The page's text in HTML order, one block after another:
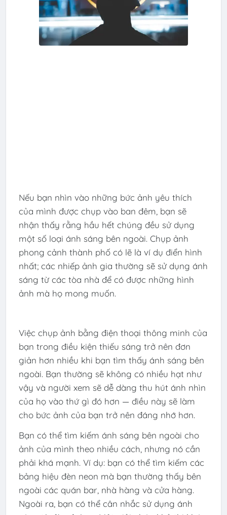
Nếu bạn nhìn vào những bức ảnh yêu thích
của mình được chụp vào ban đêm, bạn sẽ
nhận thấy rằng hầu hết chúng đều sử dụng
một số loại ánh sáng bên ngoài. Chụp ảnh
phong cảnh thành phố có lẽ là ví dụ điển hình
nhất; các nhiếp ảnh gia thường sẽ sử dụng ánh
sáng từ các tòa nhà để có được những hình
ảnh mà họ mong muốn.
Việc chụp ảnh bằng điện thoại thông minh của
bạn trong điều kiện thiếu sáng trở nên đơn
giản hơn nhiều khi bạn tìm thấy ánh sáng bên
ngoài. Bạn thường sẽ không có nhiều hạt như
vậy và người xem sẽ dễ dàng thu hút ánh nhìn
của họ vào thứ gì đó hơn — điều này sẽ làm
cho bức ảnh của bạn trở nên đáng nhớ hơn.
Bạn có thể tìm kiếm ánh sáng bên ngoài cho
ảnh của mình theo nhiều cách, nhưng nó cần
phải khá mạnh. Ví dụ: bạn có thể tìm kiếm các
bảng hiệu đèn neon mà bạn thường thấy bên
ngoài các quán bar, nhà hàng và cửa hàng.
Ngoài ra, bạn có thể cân nhắc sử dụng ánh